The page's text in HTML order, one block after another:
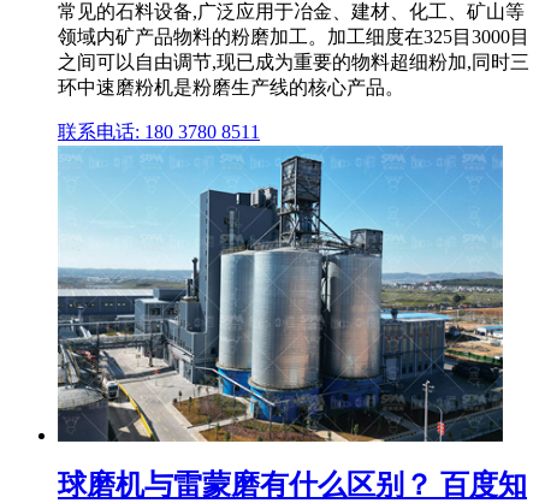
常见的石料设备,广泛应用于冶金、建材、化工、矿山等
领域内矿产品物料的粉磨加工。加工细度在325目3000目
之间可以自由调节,现已成为重要的物料超细粉加,同时三
环中速磨粉机是粉磨生产线的核心产品。
联系电话: 180 3780 8511
球磨机与雷蒙磨有什么区别？ 百度知